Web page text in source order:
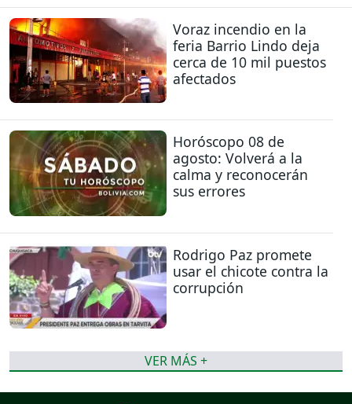
Voraz incendio en la
feria Barrio Lindo deja
cerca de 10 mil puestos
afectados
Horóscopo 08 de
agosto: Volverá a la
calma y reconocerán
sus errores
Rodrigo Paz promete
usar el chicote contra la
corrupción
VER MÁS +